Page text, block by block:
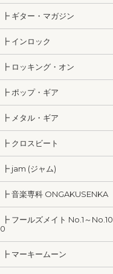
┣ ギター・マガジン
┣ インロック
┣ ロッキング・オン
┣ ポップ・ギア
┣ メタル・ギア
┣ クロスビート
┣ jam (ジャム)
┣ 音楽専科 ONGAKUSENKA
┣ フールズメイト No.1～No.10
0
┣ マーキームーン